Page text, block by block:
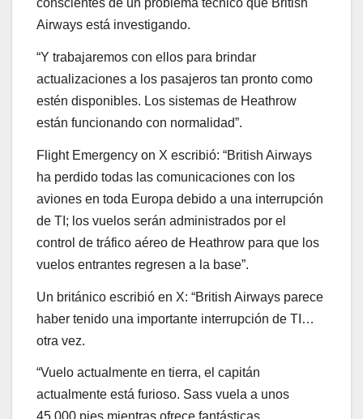
conscientes de un problema técnico que British
Airways está investigando.
“Y trabajaremos con ellos para brindar
actualizaciones a los pasajeros tan pronto como
estén disponibles. Los sistemas de Heathrow
están funcionando con normalidad”.
Flight Emergency on X escribió: “British Airways
ha perdido todas las comunicaciones con los
aviones en toda Europa debido a una interrupción
de TI; los vuelos serán administrados por el
control de tráfico aéreo de Heathrow para que los
vuelos entrantes regresen a la base”.
Un británico escribió en X: “British Airways parece
haber tenido una importante interrupción de TI…
otra vez.
“Vuelo actualmente en tierra, el capitán
actualmente está furioso. Sass vuela a unos